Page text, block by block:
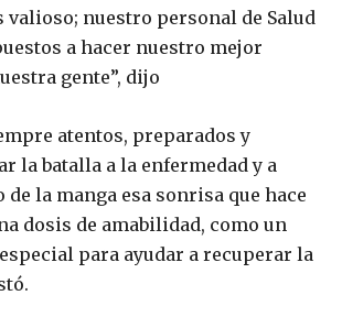
valioso; nuestro personal de Salud
a hacer nuestro mejor
gente”, dijo
atentos, preparados y
la batalla a la enfermedad y a
de la manga esa sonrisa que hace
dosis de amabilidad, como un
para ayudar a recuperar la